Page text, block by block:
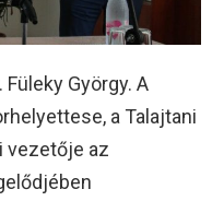
György. A
a Talajtani
vezetője az